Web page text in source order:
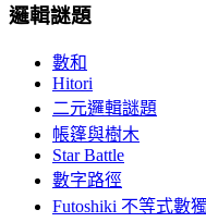
邏輯謎題
數和
Hitori
二元邏輯謎題
帳篷與樹木
Star Battle
數字路徑
Futoshiki 不等式數獨